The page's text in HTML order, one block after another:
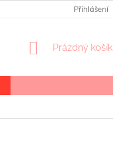
Přihlášení
NÁKUPNÍ
Prázdný košík